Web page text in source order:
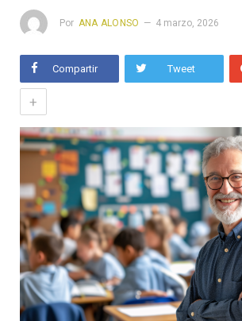
Por ANA ALONSO 4 marzo, 2026
Compartir Tweet
+